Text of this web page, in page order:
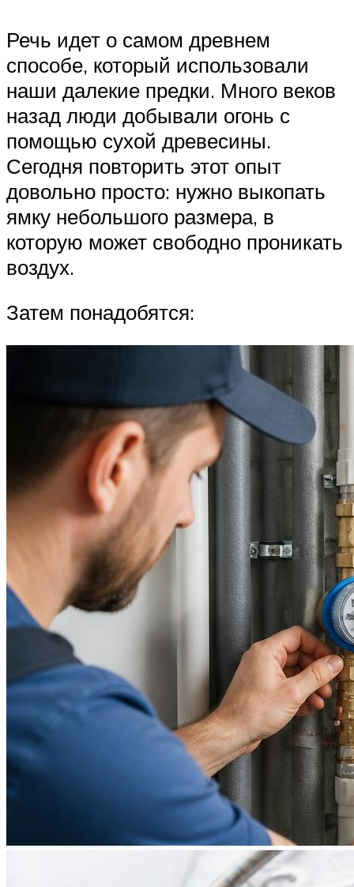
Речь идет о самом древнем
способе, который использовали
наши далекие предки. Много веков
назад люди добывали огонь с
помощью сухой древесины.
Сегодня повторить этот опыт
довольно просто: нужно выкопать
ямку небольшого размера, в
которую может свободно проникать
воздух.
Затем понадобятся: